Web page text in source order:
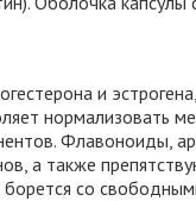
и
нормализовать
Флавоноиды,
а также
со